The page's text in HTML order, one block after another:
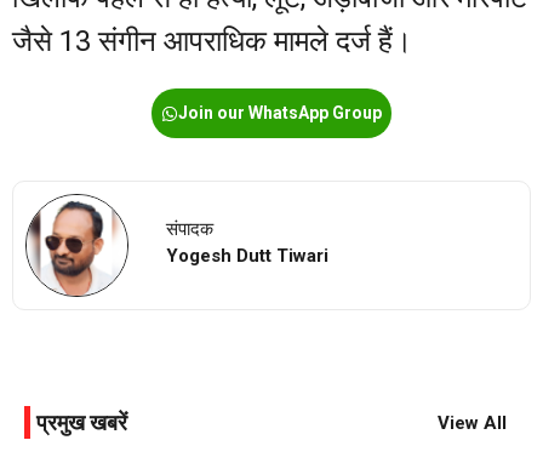
जैसे 13 संगीन आपराधिक मामले दर्ज हैं।
Join our WhatsApp Group
संपादक
Yogesh Dutt Tiwari
प्रमुख खबरें View All